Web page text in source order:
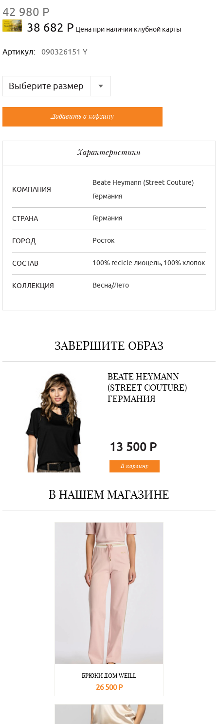
42 980 Р
38 682 Р Цена при наличии клубной карты
Артикул: 090326151 Y
Выберите размер
Русский
Французский
40-42
36/0
44
38/1
Добавить в корзину
Характеристики
КОМПАНИЯ
Beate Нeymann (Street Couture)
Германия
СТРАНА Германия
ГОРОД Росток
СОСТАВ 100% recicle лиоцель, 100% хлопок
КОЛЛЕКЦИЯ Весна/Лето
ЗАВЕРШИТЕ ОБРАЗ
BEATE НEYMANN
(STREET COUTURE)
ГЕРМАНИЯ
13 500 Р
В корзину
В НАШЕМ МАГАЗИНЕ
БРЮКИ ДОМ WEILL
26 500 Р